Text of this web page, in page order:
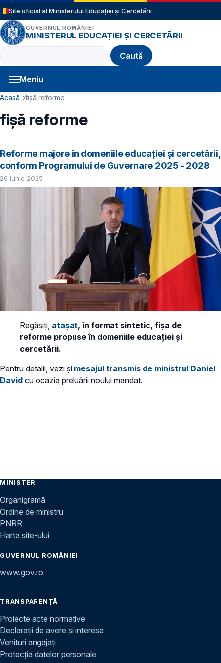
Sari la conținutul principal
Site oficial al Ministerului Educației și Cercetării
GUVERNUL ROMÂNIEI
MINISTERUL EDUCAȚIEI ȘI CERCETĂRII
Caută
Meniu
Navigație principală
Cale de navigare
Acasă fișă reforme
fișă reforme
Reforme majore în domeniile educației și cercetării,
conform Programului de Guvernare 2025 - 2028
26 iunie 2025
Regăsiți, atașat, în format sintetic, fișa de
reforme propuse în domeniile educației și
cercetării.
Pentru detalii, vezi și mesajul transmis de ministrul Daniel
David cu ocazia preluării noului mandat.
MINISTER
Organigramă
Ordine de ministru
PNRR
Harta site-ului
GUVERNUL ROMÂNIEI
www.gov.ro
TRANSPARENȚĂ
Proiecte acte normative
Declarații de avere și interese
Venituri angajați
Protecția datelor personale